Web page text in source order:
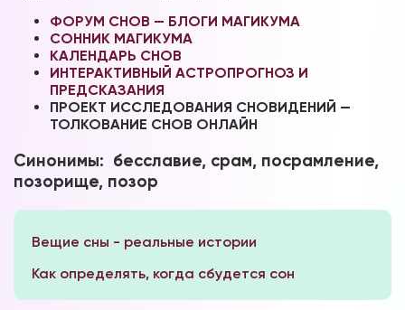
ФОРУМ СНОВ — БЛОГИ МАГИКУМА
СОННИК МАГИКУМА
КАЛЕНДАРЬ СНОВ
ИНТЕРАКТИВНЫЙ АСТРОПРОГНОЗ И
ПРЕДСКАЗАНИЯ
ПРОЕКТ ИССЛЕДОВАНИЯ СНОВИДЕНИЙ —
ТОЛКОВАНИЕ СНОВ ОНЛАЙН
Синонимы: бесславие, срам, посрамление,
позорище, позор
Вещие сны - реальные истории
Как определять, когда сбудется сон